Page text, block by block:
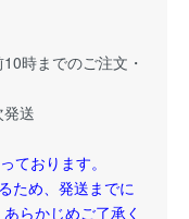
時までのご注文・
送
ております。
ため、発送までに
らかじめご了承く